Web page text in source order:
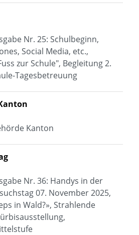
Nr. 25: Schulbeginn,
Social Media, etc.,
zur Schule", Begleitung 2.
Tagesbetreuung
Kanton
Nr. 36: Handys in der
07. November 2025,
in Wald?», Strahlende